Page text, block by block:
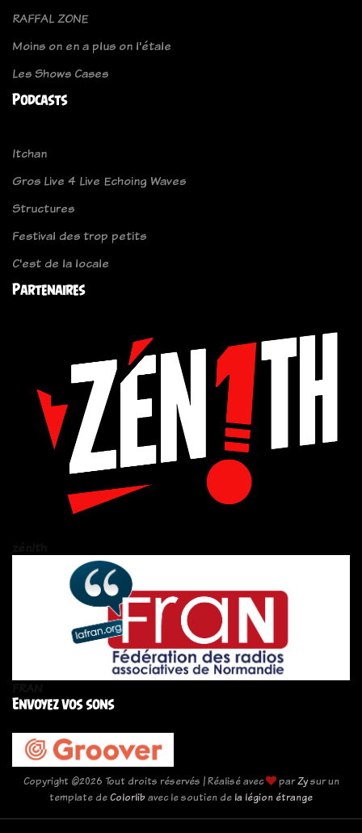
RAFFAL ZONE
Moins on en a plus on l'étale
Les Shows Cases
Podcasts
Itchan
Gros Live 4 Live Echoing Waves
Structures
Festival des trop petits
C'est de la locale
Partenaires
Envoyez vos sons
Copyright ©2026 Tout droits réservés | Réalisé avec parZysur un
template deColorlibavec le soutien de la légion étrange